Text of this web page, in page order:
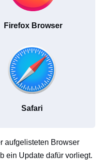
Firefox Browser
Safari
aufgelisteten Browser
ein Update dafür vorliegt.